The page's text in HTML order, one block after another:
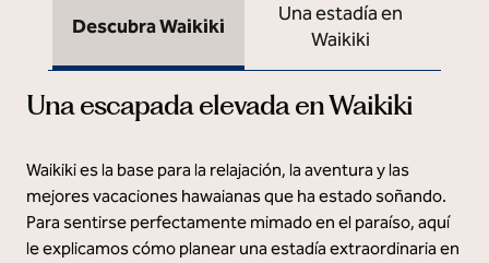
Descubra Waikiki
Una estadía en
Waikiki
Una escapada elevada en Waikiki
Waikiki es la base para la relajación, la aventura y las
mejores vacaciones hawaianas que ha estado soñando.
Para sentirse perfectamente mimado en el paraíso, aquí
le explicamos cómo planear una estadía extraordinaria en